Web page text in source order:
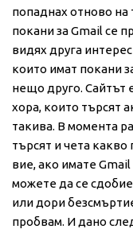
попаднах отново на
покани за Gmail се
видях друга
които имат покани
нещо друго. Сайтът
хора, които търсят
такива. В момента
търсят и чета какво
вие, ако имате
можете да се
или дори
пробвам. И дано